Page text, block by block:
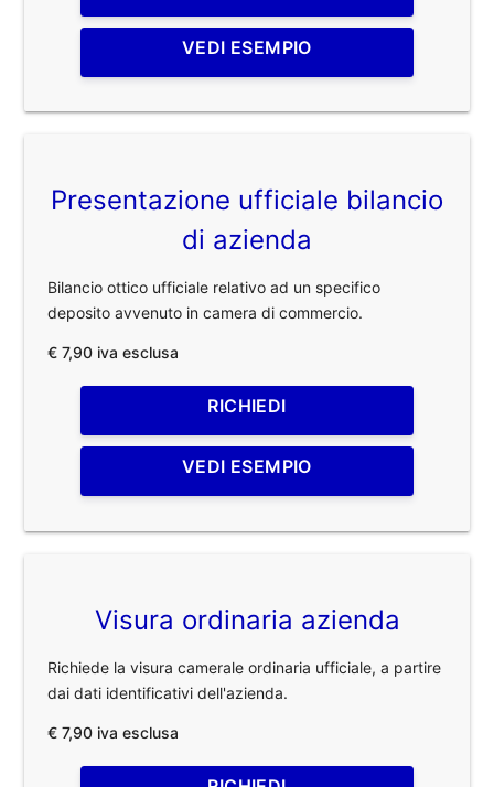
VEDI ESEMPIO
Presentazione ufficiale bilancio
di azienda
Bilancio ottico ufficiale relativo ad un specifico
deposito avvenuto in camera di commercio.
€ 7,90 iva esclusa
RICHIEDI
VEDI ESEMPIO
Visura ordinaria azienda
Richiede la visura camerale ordinaria ufficiale, a partire
dai dati identificativi dell'azienda.
€ 7,90 iva esclusa